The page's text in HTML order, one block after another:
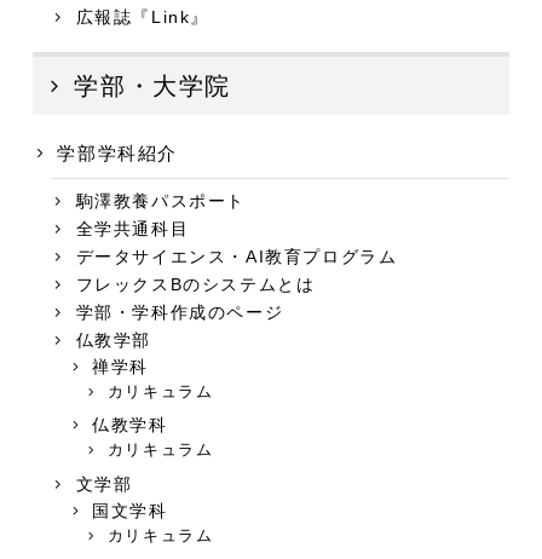
広報誌『Link』
学部・大学院
学部学科紹介
駒澤教養パスポート
全学共通科目
データサイエンス・AI教育プログラム
フレックスBのシステムとは
学部・学科作成のページ
仏教学部
禅学科
カリキュラム
仏教学科
カリキュラム
文学部
国文学科
カリキュラム